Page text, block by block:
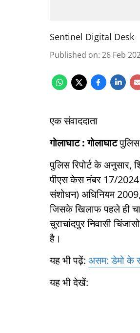
Sentinel Digital Desk
Published on: 26 Feb
एक संवाददाता
गोलाघाट : गोलाघाट
पुलिस रिपोर्ट के अनुसार,
पीएस केस नंबर 17/2024
संशोधन) अधिनियम
जिसके खिलाफ पहले ही
चुराचांदपुर निवासी
है।
यह भी पढ़ें: असम: डेमो के
यह भी देखें: